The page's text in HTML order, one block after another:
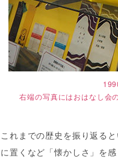
右端の写真にはおはなし会
これまでの歴史を振り返る
に置くなど「懐かしさ」を